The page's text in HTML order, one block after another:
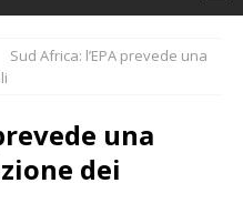
Sud Africa: l’EPA prevede una
una
dei